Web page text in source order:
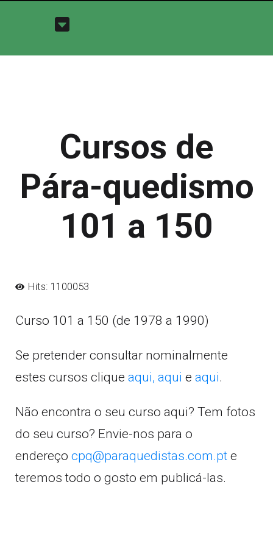
Cursos de
Pára-quedismo
101 a 150
Hits: 1100053
Curso 101 a 150 (de 1978 a 1990)
Se pretender consultar nominalmente
estes cursos clique aqui, aqui e aqui.
Não encontra o seu curso aqui? Tem fotos
do seu curso? Envie-nos para o
endereço cpq@paraquedistas.com.pt e
teremos todo o gosto em publicá-las.